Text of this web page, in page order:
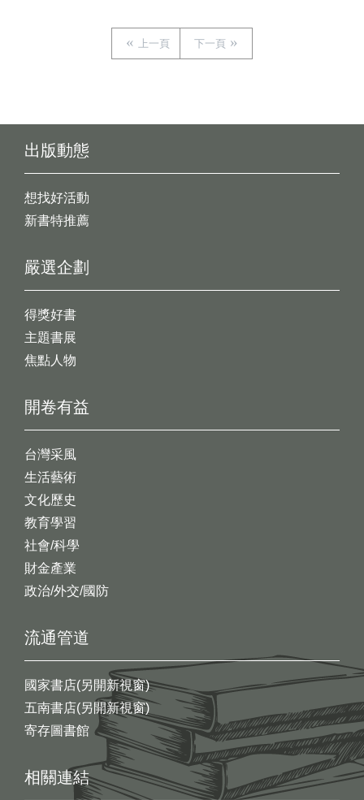
上一頁 下一頁
出版動態
想找好活動
新書特推薦
開卷有益
台灣采風
生活藝術
文化歷史
教育學習
社會/科學
財金產業
政治/外交/國防
嚴選企劃
得獎好書
主題書展
焦點人物
流通管道
國家書店(另開新視窗)
五南書店(另開新視窗)
寄存圖書館
相關連結